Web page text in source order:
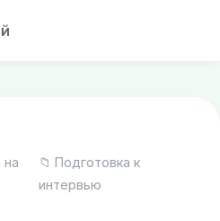
📁 Подготовка к
интервью